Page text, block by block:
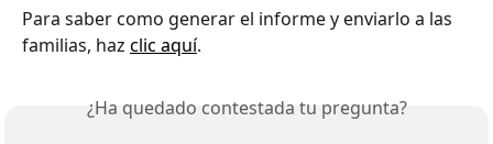
Para saber como generar el informe y enviarlo a las
familias, haz clic aquí.
¿Ha quedado contestada tu pregunta?